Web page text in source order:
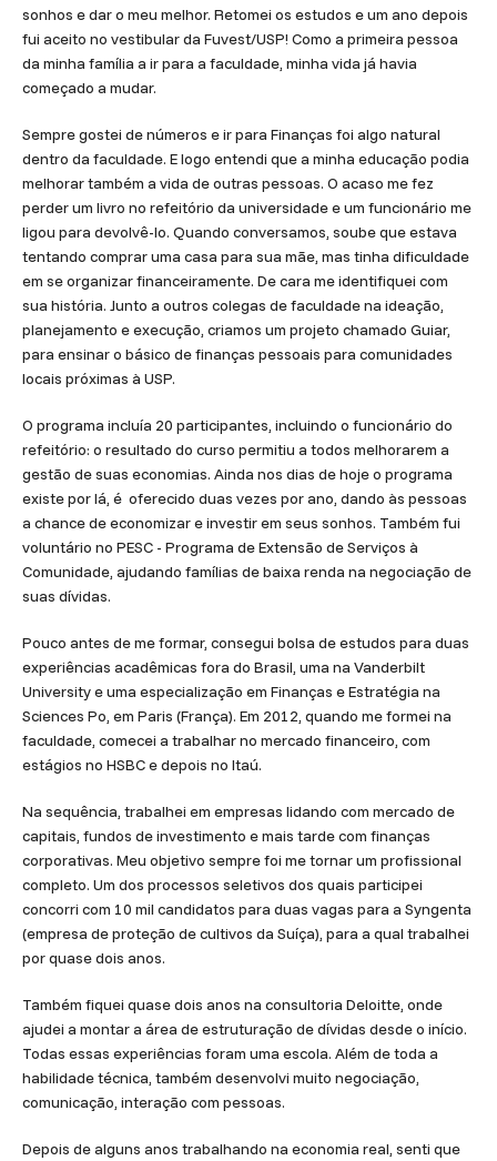
sonhos e dar o meu melhor. Retomei os estudos e um ano depois
fui aceito no vestibular da Fuvest/USP! Como a primeira pessoa
da minha família a ir para a faculdade, minha vida já havia
começado a mudar.
Sempre gostei de números e ir para Finanças foi algo natural
dentro da faculdade. E logo entendi que a minha educação podia
melhorar também a vida de outras pessoas. O acaso me fez
perder um livro no refeitório da universidade e um funcionário me
ligou para devolvê-lo. Quando conversamos, soube que estava
tentando comprar uma casa para sua mãe, mas tinha dificuldade
em se organizar financeiramente. De cara me identifiquei com
sua história. Junto a outros colegas de faculdade na ideação,
planejamento e execução, criamos um projeto chamado Guiar,
para ensinar o básico de finanças pessoais para comunidades
locais próximas à USP.
O programa incluía 20 participantes, incluindo o funcionário do
refeitório: o resultado do curso permitiu a todos melhorarem a
gestão de suas economias. Ainda nos dias de hoje o programa
existe por lá, é oferecido duas vezes por ano, dando às pessoas
a chance de economizar e investir em seus sonhos. Também fui
voluntário no PESC - Programa de Extensão de Serviços à
Comunidade, ajudando famílias de baixa renda na negociação de
suas dívidas.
Pouco antes de me formar, consegui bolsa de estudos para duas
experiências acadêmicas fora do Brasil, uma na Vanderbilt
University e uma especialização em Finanças e Estratégia na
Sciences Po, em Paris (França). Em 2012, quando me formei na
faculdade, comecei a trabalhar no mercado financeiro, com
estágios no HSBC e depois no Itaú.
Na sequência, trabalhei em empresas lidando com mercado de
capitais, fundos de investimento e mais tarde com finanças
corporativas. Meu objetivo sempre foi me tornar um profissional
completo. Um dos processos seletivos dos quais participei
concorri com 10 mil candidatos para duas vagas para a Syngenta
(empresa de proteção de cultivos da Suíça), para a qual trabalhei
por quase dois anos.
Também fiquei quase dois anos na consultoria Deloitte, onde
ajudei a montar a área de estruturação de dívidas desde o início.
Todas essas experiências foram uma escola. Além de toda a
habilidade técnica, também desenvolvi muito negociação,
comunicação, interação com pessoas.
Depois de alguns anos trabalhando na economia real, senti que